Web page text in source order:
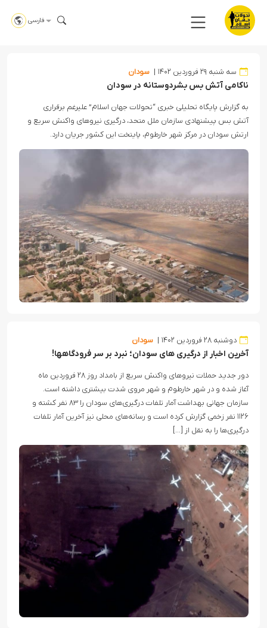
فارسی
سه شنبه ۲۹ فروردین ۱۴۰۲ سودان
ناکامی آتش بس بشردوستانه در سودان
به گزارش پایگاه تحلیلی خبری “تحولات جهان اسلام” علیرغم برقراری
آتش بس پیشنهادی سازمان ملل متحد، درگیری نیروهای واکنش سریع و
ارتش سودان در مرکز شهر خارطوم، پایتخت این کشور جریان دارد.
دوشنبه ۲۸ فروردین ۱۴۰۲ سودان
آخرین اخبار از درگیری های سودان؛ نبرد بر سر فرودگاهها!
دور جدید حملات نیروهای واکنش سریع از بامداد روز ۲۸ فروردین ماه
آغاز شده و در شهر خارطوم و شهر مروی شدت بیشتری داشته است.
سازمان جهانی بهداشت آمار تلفات درگیری‌های سودان را ۸۳ نفر کشته و
۱۱۲۶ نفر زخمی گزارش کرده است و رسانه‌های محلی نیز آخرین آمار تلفات
درگیری‌ها را به نقل از […]